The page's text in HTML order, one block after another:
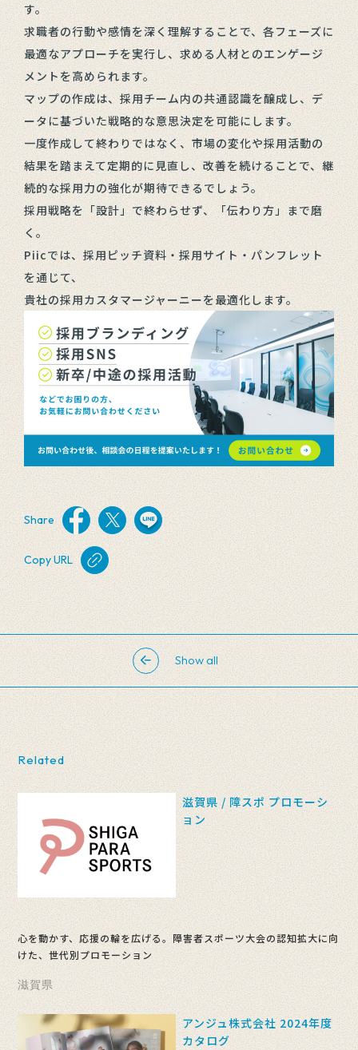
す。
求職者の行動や感情を深く理解することで、各フェーズに
最適なアプローチを実行し、求める人材とのエンゲージ
メントを高められます。
マップの作成は、採用チーム内の共通認識を醸成し、デ
ータに基づいた戦略的な意思決定を可能にします。
一度作成して終わりではなく、市場の変化や採用活動の
結果を踏まえて定期的に見直し、改善を続けることで、継
続的な採用力の強化が期待できるでしょう。
採用戦略を「設計」で終わらせず、「伝わり方」まで磨
く。
Piicでは、採用ピッチ資料・採用サイト・パンフレット
を通じて、
貴社の採用カスタマージャーニーを最適化します。
Share
Copy URL
Show all
Related
滋賀県 / 障スポ プロモーシ
ョン
心を動かす、応援の輪を広げる。障害者スポーツ大会の認知拡大に向
けた、世代別プロモーション
滋賀県
アンジュ株式会社 2024年度
カタログ